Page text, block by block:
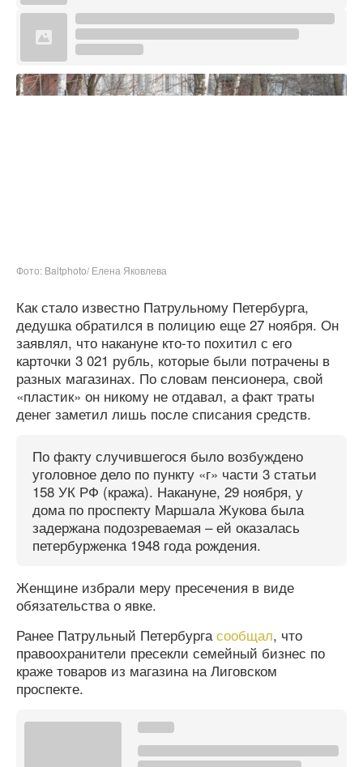
Фото: Baltphoto/ Елена Яковлева
Как стало известно Патрульному Петербурга,
дедушка обратился в полицию еще 27 ноября. Он
заявлял, что накануне кто-то похитил с его
карточки 3 021 рубль, которые были потрачены в
разных магазинах. По словам пенсионера, свой
«пластик» он никому не отдавал, а факт траты
денег заметил лишь после списания средств.
По факту случившегося было возбуждено
уголовное дело по пункту «г» части 3 статьи
158 УК РФ (кража). Накануне, 29 ноября, у
дома по проспекту Маршала Жукова была
задержана подозреваемая – ей оказалась
петербурженка 1948 года рождения.
Женщине избрали меру пресечения в виде
обязательства о явке.
Ранее Патрульный Петербургасообщал, что
правоохранители пресекли семейный бизнес по
краже товаров из магазина на Лиговском
проспекте.